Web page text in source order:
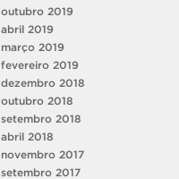
outubro 2019
abril 2019
março 2019
fevereiro 2019
dezembro 2018
outubro 2018
setembro 2018
abril 2018
novembro 2017
setembro 2017